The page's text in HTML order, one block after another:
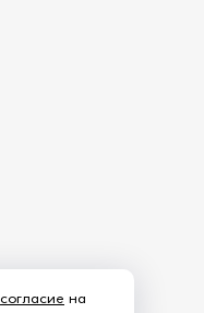
согласие на